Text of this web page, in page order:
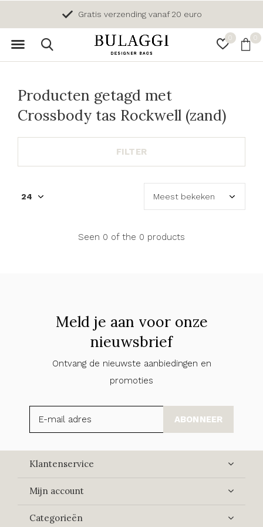
0 0
Gratis verzending vanaf 20 euro
Producten getagd met
Crossbody tas Rockwell (zand)
FILTER
Seen 0 of the 0 products
Meld je aan voor onze
nieuwsbrief
Ontvang de nieuwste aanbiedingen en
promoties
ABONNEER
Klantenservice
Mijn account
Categorieën